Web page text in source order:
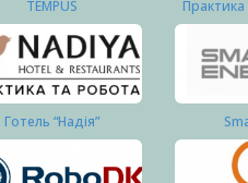
TEMPUS
Готель “Надія”